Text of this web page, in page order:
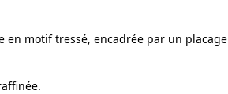
motif tressé, encadrée par un placage